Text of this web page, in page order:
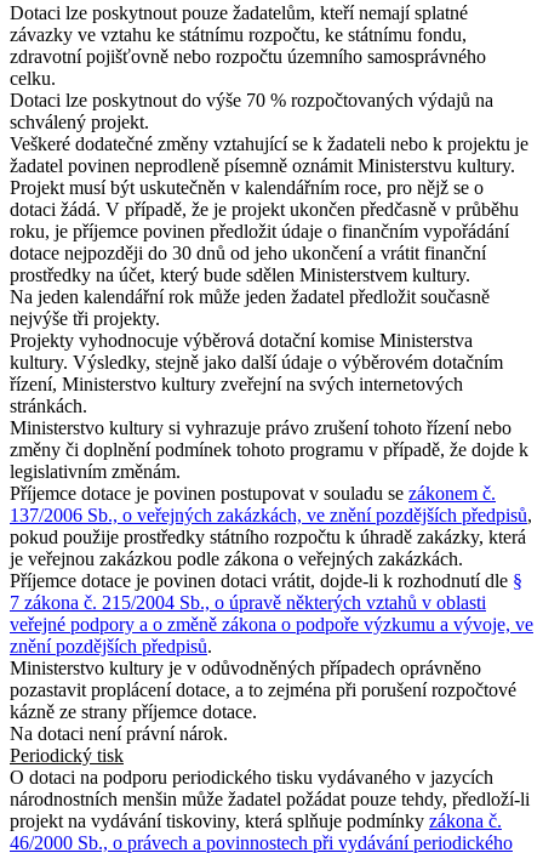
Dotaci lze poskytnout pouze žadatelům, kteří nemají splatné
závazky ve vztahu ke státnímu rozpočtu, ke státnímu fondu,
zdravotní pojišťovně nebo rozpočtu územního samosprávného
celku.
Dotaci lze poskytnout do výše 70 % rozpočtovaných výdajů na
schválený projekt.
Veškeré dodatečné změny vztahující se k žadateli nebo k projektu je
žadatel povinen neprodleně písemně oznámit Ministerstvu kultury.
Projekt musí být uskutečněn v kalendářním roce, pro nějž se o
dotaci žádá. V případě, že je projekt ukončen předčasně v průběhu
roku, je příjemce povinen předložit údaje o finančním vypořádání
dotace nejpozději do 30 dnů od jeho ukončení a vrátit finanční
prostředky na účet, který bude sdělen Ministerstvem kultury.
Na jeden kalendářní rok může jeden žadatel předložit současně
nejvýše tři projekty.
Projekty vyhodnocuje výběrová dotační komise Ministerstva
kultury. Výsledky, stejně jako další údaje o výběrovém dotačním
řízení, Ministerstvo kultury zveřejní na svých internetových
stránkách.
Ministerstvo kultury si vyhrazuje právo zrušení tohoto řízení nebo
změny či doplnění podmínek tohoto programu v případě, že dojde k
legislativním změnám.
Příjemce dotace je povinen postupovat v souladu se zákonem č.
137/2006 Sb., o veřejných zakázkách, ve znění pozdějších předpisů,
pokud použije prostředky státního rozpočtu k úhradě zakázky, která
je veřejnou zakázkou podle zákona o veřejných zakázkách.
Příjemce dotace je povinen dotaci vrátit, dojde-li k rozhodnutí dle §
7 zákona č. 215/2004 Sb., o úpravě některých vztahů v oblasti
veřejné podpory a o změně zákona o podpoře výzkumu a vývoje, ve
znění pozdějších předpisů.
Ministerstvo kultury je v odůvodněných případech oprávněno
pozastavit proplácení dotace, a to zejména při porušení rozpočtové
kázně ze strany příjemce dotace.
Na dotaci není právní nárok.
Periodický tisk
O dotaci na podporu periodického tisku vydávaného v jazycích
národnostních menšin může žadatel požádat pouze tehdy, předloží-li
projekt na vydávání tiskoviny, která splňuje podmínky zákona č.
46/2000 Sb., o právech a povinnostech při vydávání periodického